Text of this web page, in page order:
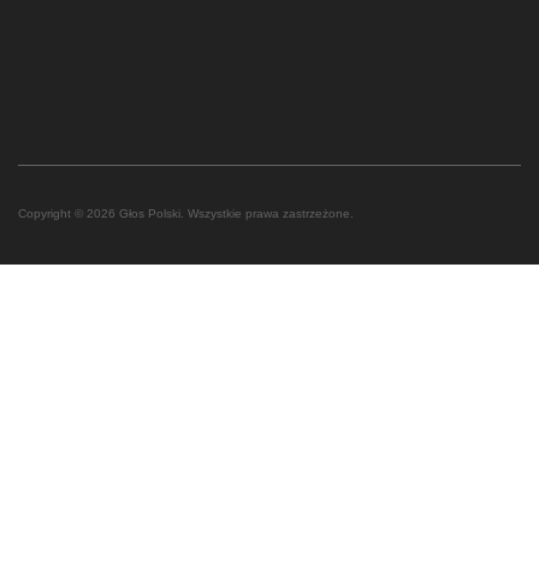
Copyright © 2026 Głos Polski. Wszystkie prawa zastrzeżone.